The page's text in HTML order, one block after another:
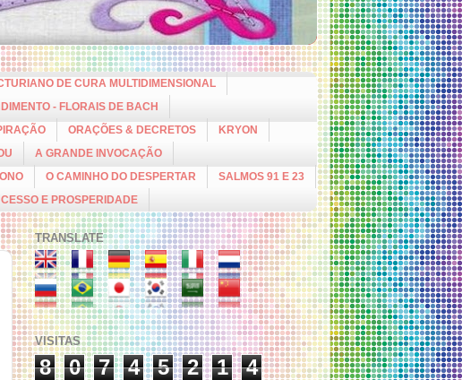
DE CURA MULTIDIMENSIONAL
- FLORAIS DE BACH
ORAÇÕES & DECRETOS
KRYON
A GRANDE INVOCAÇÃO
O CAMINHO DO DESPERTAR
SALMOS 91 E 23
E PROSPERIDADE
TRANSLATE
VISITAS
8 0 7 4 5 2 1 4